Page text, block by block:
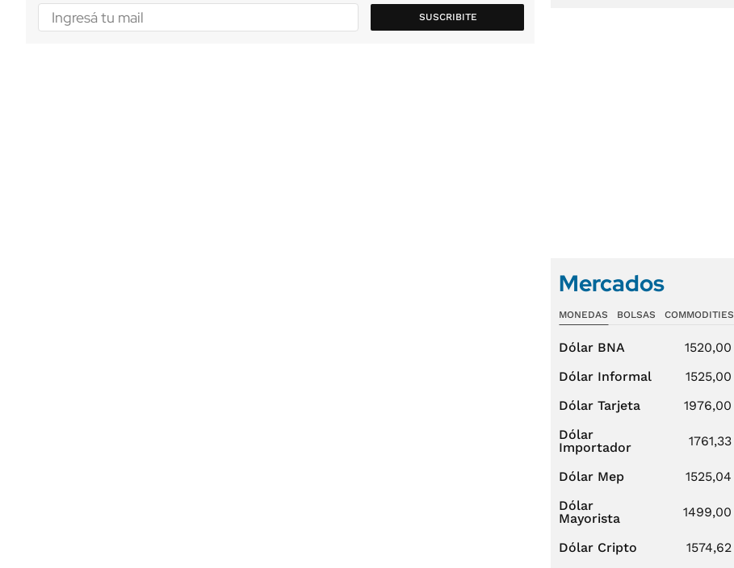
SUSCRIBITE
Mercados
MONEDAS BOLSAS COMMODITIES
Dólar BNA 1520,00
Dólar Informal
1525,00
Dólar Tarjeta
1976,00
Dólar
Importador
1761,33
Dólar Mep 1525,04
Dólar
Mayorista
1499,00
Dólar Cripto 1574,62